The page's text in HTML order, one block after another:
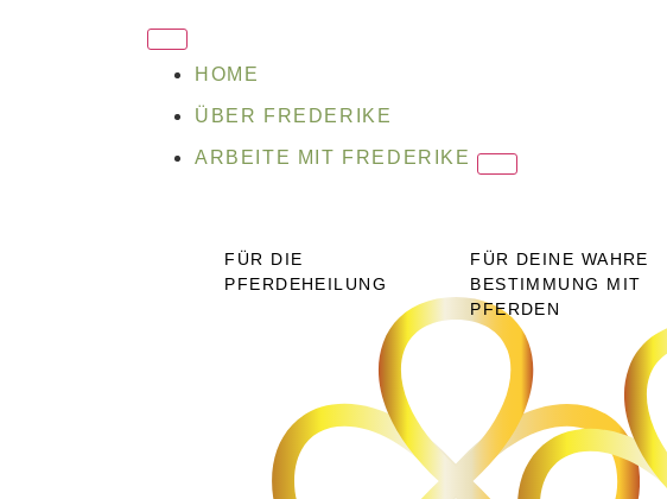
HOME
ÜBER FREDERIKE
ARBEITE MIT FREDERIKE
FÜR DIE
PFERDEHEILUNG
FÜR DEINE WAHRE
BESTIMMUNG MIT
PFERDEN